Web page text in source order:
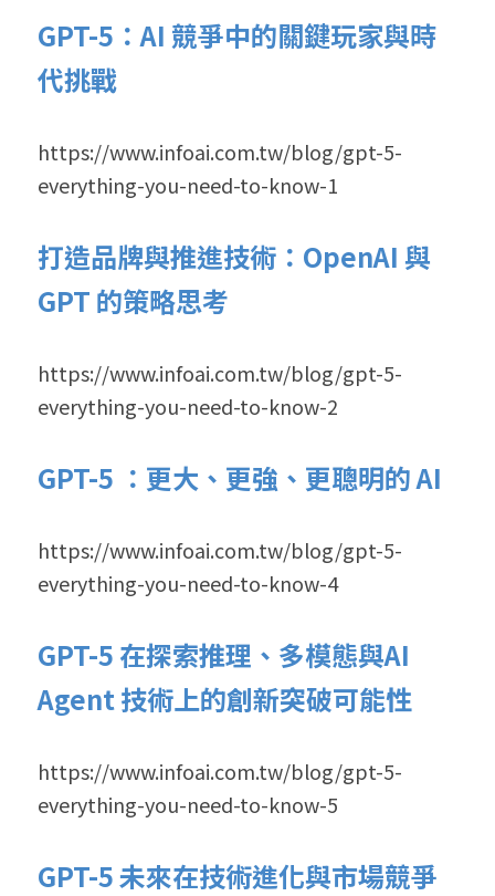
GPT-5：AI 競爭中的關鍵玩家與時
代挑戰
https://www.infoai.com.tw/blog/gpt-5-
everything-you-need-to-know-1
打造品牌與推進技術：OpenAI 與
GPT 的策略思考
https://www.infoai.com.tw/blog/gpt-5-
everything-you-need-to-know-2
GPT-5 ：更大、更強、更聰明的 AI
https://www.infoai.com.tw/blog/gpt-5-
everything-you-need-to-know-4
GPT-5 在探索推理、多模態與AI
Agent 技術上的創新突破可能性
https://www.infoai.com.tw/blog/gpt-5-
everything-you-need-to-know-5
GPT-5 未來在技術進化與市場競爭